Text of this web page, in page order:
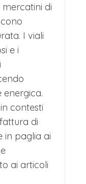
mercatini di
I viali
e i
energica.
contesti
di
in paglia ai
ai articoli